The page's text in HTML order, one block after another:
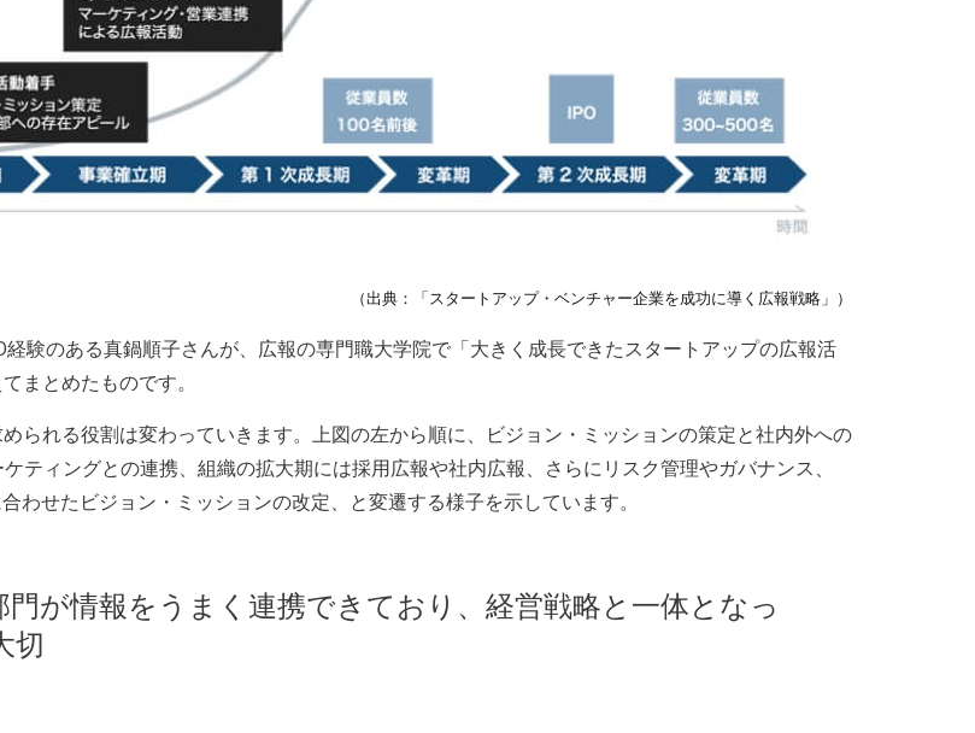
（出典：「スタートアップ・ベンチャー企業を成功に導く広報戦略」）
験のある真鍋順子さんが、広報の専門職大学院で「大きく成長できたスタートアップの広報活
まとめたものです。
られる役割は変わっていきます。上図の左から順に、ビジョン・ミッションの策定と社内外への
ティングとの連携、組織の拡大期には採用広報や社内広報、さらにリスク管理やガバナンス、
わせたビジョン・ミッションの改定、と変遷する様子を示しています。
が情報をうまく連携できており、経営戦略と一体となっ
切